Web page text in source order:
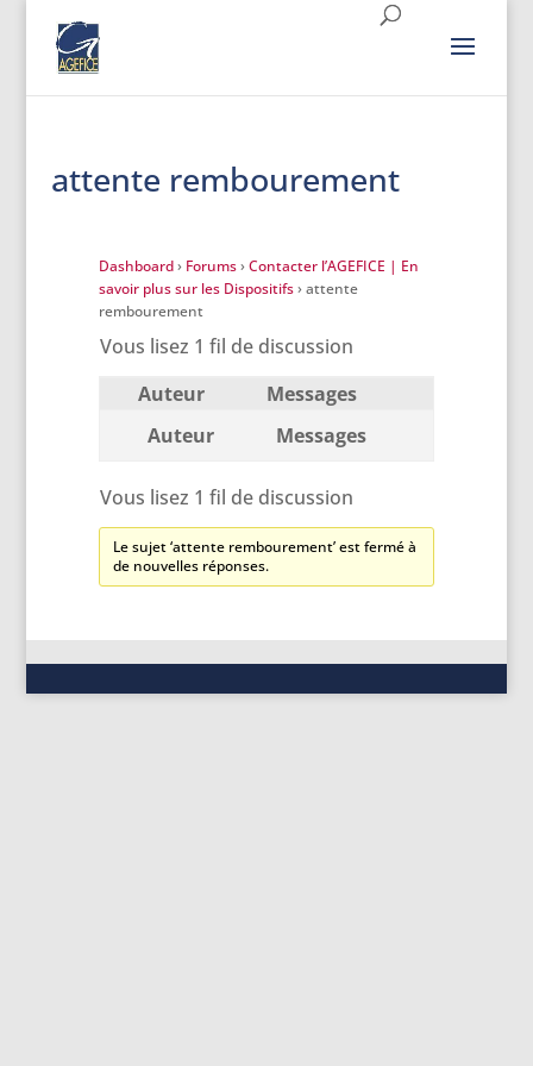
attente rembourement
Dashboard › Forums › Contacter l’AGEFICE | En
savoir plus sur les Dispositifs › attente
rembourement
Vous lisez 1 fil de discussion
Auteur
Messages
Auteur
Messages
Vous lisez 1 fil de discussion
Le sujet ‘attente rembourement’ est fermé à
de nouvelles réponses.